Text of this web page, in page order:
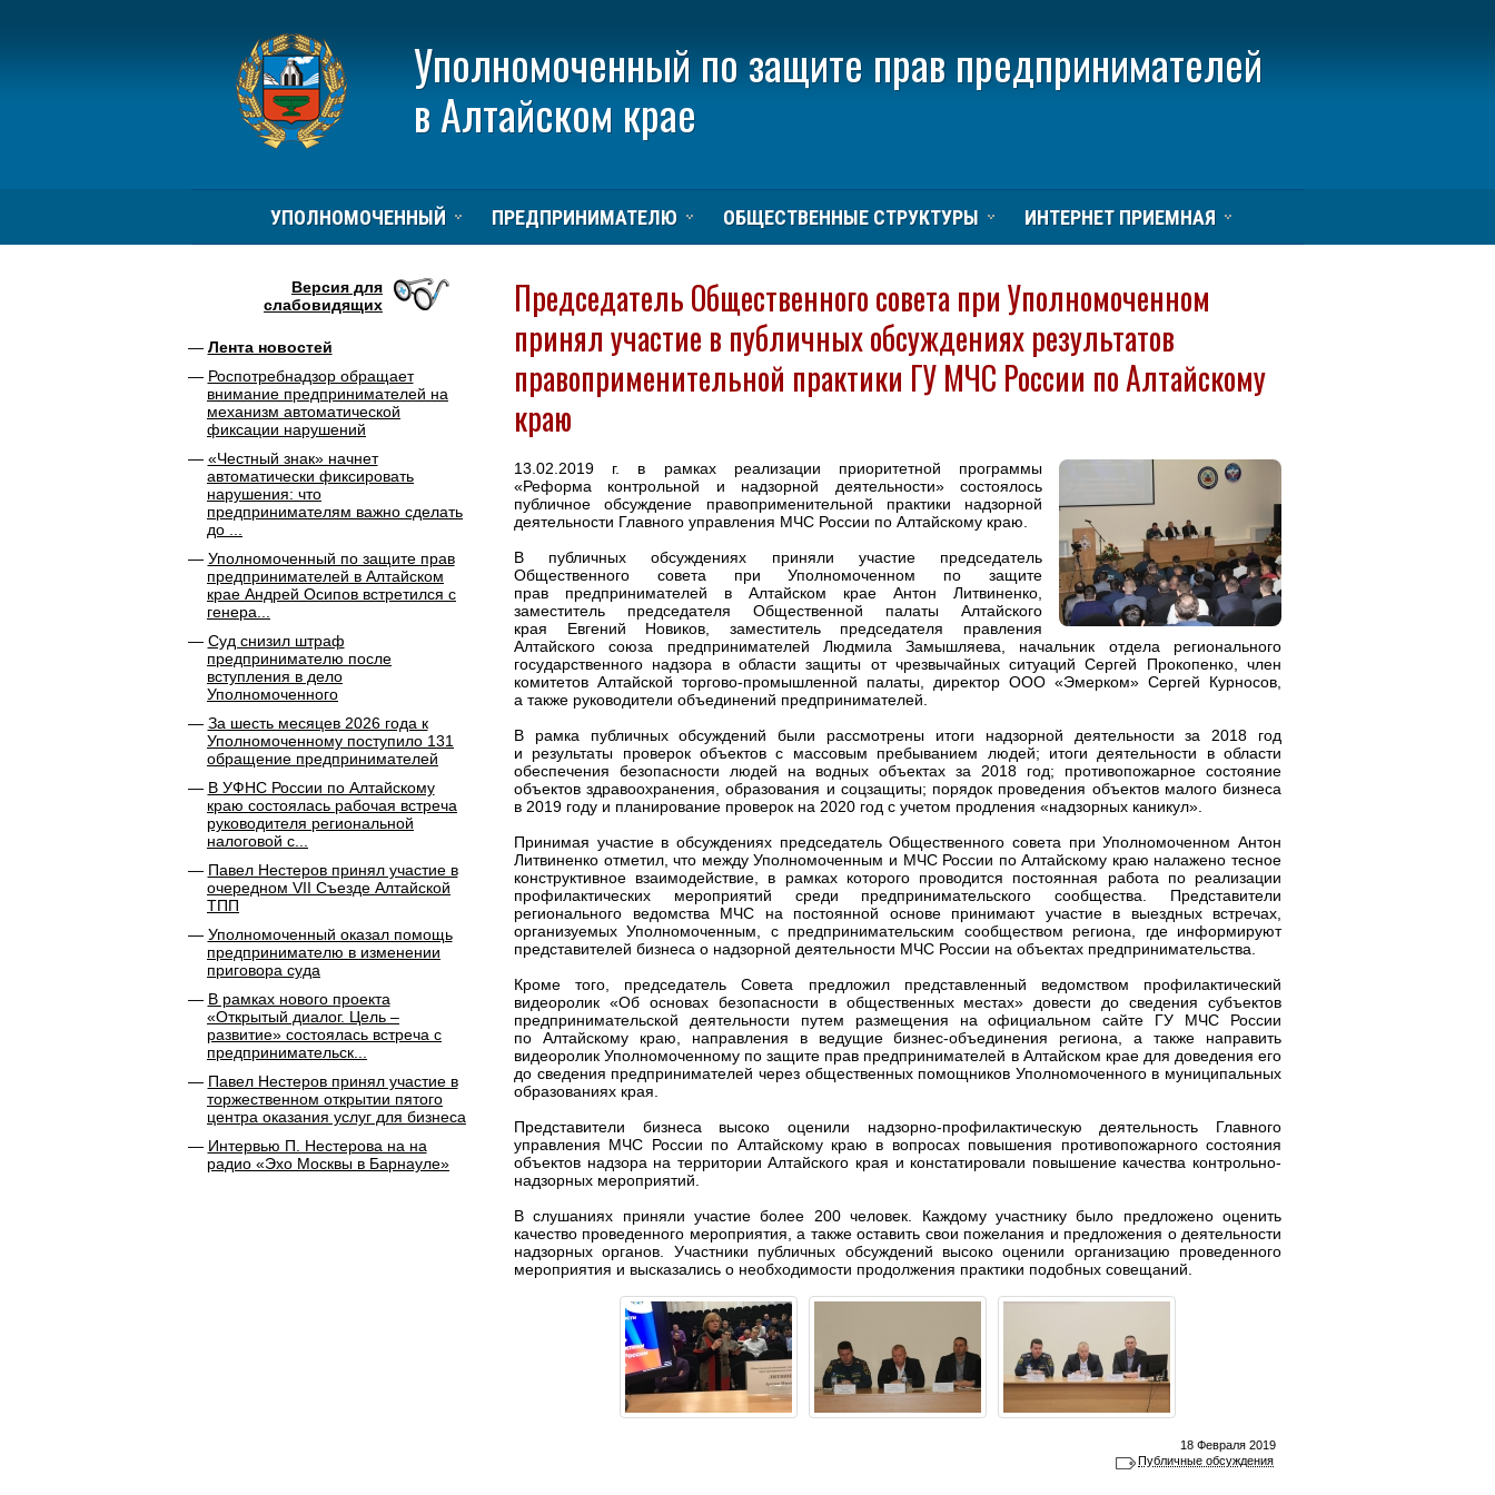
Уполномоченный по защите прав предпринимателей
в Алтайском крае
УПОЛНОМОЧЕННЫЙ ПРЕДПРИНИМАТЕЛЮ ОБЩЕСТВЕННЫЕ СТРУКТУРЫ ИНТЕРНЕТ ПРИЕМНАЯ
Версия для
слабовидящих
Лента новостей
Роспотребнадзор обращает
внимание предпринимателей на
механизм автоматической
фиксации нарушений
«Честный знак» начнет
автоматически фиксировать
нарушения: что
предпринимателям важно сделать
до ...
Уполномоченный по защите прав
предпринимателей в Алтайском
крае Андрей Осипов встретился с
генера...
Суд снизил штраф
предпринимателю после
вступления в дело
Уполномоченного
За шесть месяцев 2026 года к
Уполномоченному поступило 131
обращение предпринимателей
В УФНС России по Алтайскому
краю состоялась рабочая встреча
руководителя региональной
налоговой с...
Павел Нестеров принял участие в
очередном VII Съезде Алтайской
ТПП
Уполномоченный оказал помощь
предпринимателю в изменении
приговора суда
В рамках нового проекта
«Открытый диалог. Цель –
развитие» состоялась встреча с
предпринимательск...
Павел Нестеров принял участие в
торжественном открытии пятого
центра оказания услуг для бизнеса
Интервью П. Нестерова на на
радио «Эхо Москвы в Барнауле»
Председатель Общественного совета при Уполномоченном
принял участие в публичных обсуждениях результатов
правоприменительной практики ГУ МЧС России по Алтайскому
краю
13.02.2019 г. в рамках реализации приоритетной программы
«Реформа контрольной и надзорной деятельности» состоялось
публичное обсуждение правоприменительной практики надзорной
деятельности Главного управления МЧС России по Алтайскому краю.
В публичных обсуждениях приняли участие председатель
Общественного совета при Уполномоченном по защите
прав предпринимателей в Алтайском крае Антон Литвиненко,
заместитель председателя Общественной палаты Алтайского
края Евгений Новиков, заместитель председателя правления
Алтайского союза предпринимателей Людмила Замышляева, начальник отдела регионального
государственного надзора в области защиты от чрезвычайных ситуаций Сергей Прокопенко, член
комитетов Алтайской торгово-промышленной палаты, директор ООО «Эмерком» Сергей Курносов,
а также руководители объединений предпринимателей.
В рамка публичных обсуждений были рассмотрены итоги надзорной деятельности за 2018 год
и результаты проверок объектов с массовым пребыванием людей; итоги деятельности в области
обеспечения безопасности людей на водных объектах за 2018 год; противопожарное состояние
объектов здравоохранения, образования и соцзащиты; порядок проведения объектов малого бизнеса
в 2019 году и планирование проверок на 2020 год с учетом продления «надзорных каникул».
Принимая участие в обсуждениях председатель Общественного совета при Уполномоченном Антон
Литвиненко отметил, что между Уполномоченным и МЧС России по Алтайскому краю налажено тесное
конструктивное взаимодействие, в рамках которого проводится постоянная работа по реализации
профилактических мероприятий среди предпринимательского сообщества. Представители
регионального ведомства МЧС на постоянной основе принимают участие в выездных встречах,
организуемых Уполномоченным, с предпринимательским сообществом региона, где информируют
представителей бизнеса о надзорной деятельности МЧС России на объектах предпринимательства.
Кроме того, председатель Совета предложил представленный ведомством профилактический
видеоролик «Об основах безопасности в общественных местах» довести до сведения субъектов
предпринимательской деятельности путем размещения на официальном сайте ГУ МЧС России
по Алтайскому краю, направления в ведущие бизнес-объединения региона, а также направить
видеоролик Уполномоченному по защите прав предпринимателей в Алтайском крае для доведения его
до сведения предпринимателей через общественных помощников Уполномоченного в муниципальных
образованиях края.
Представители бизнеса высоко оценили надзорно-профилактическую деятельность Главного
управления МЧС России по Алтайскому краю в вопросах повышения противопожарного состояния
объектов надзора на территории Алтайского края и констатировали повышение качества контрольно-
надзорных мероприятий.
В слушаниях приняли участие более 200 человек. Каждому участнику было предложено оценить
качество проведенного мероприятия, а также оставить свои пожелания и предложения о деятельности
надзорных органов. Участники публичных обсуждений высоко оценили организацию проведенного
мероприятия и высказались о необходимости продолжения практики подобных совещаний.
18 Февраля 2019
Публичные обсуждения